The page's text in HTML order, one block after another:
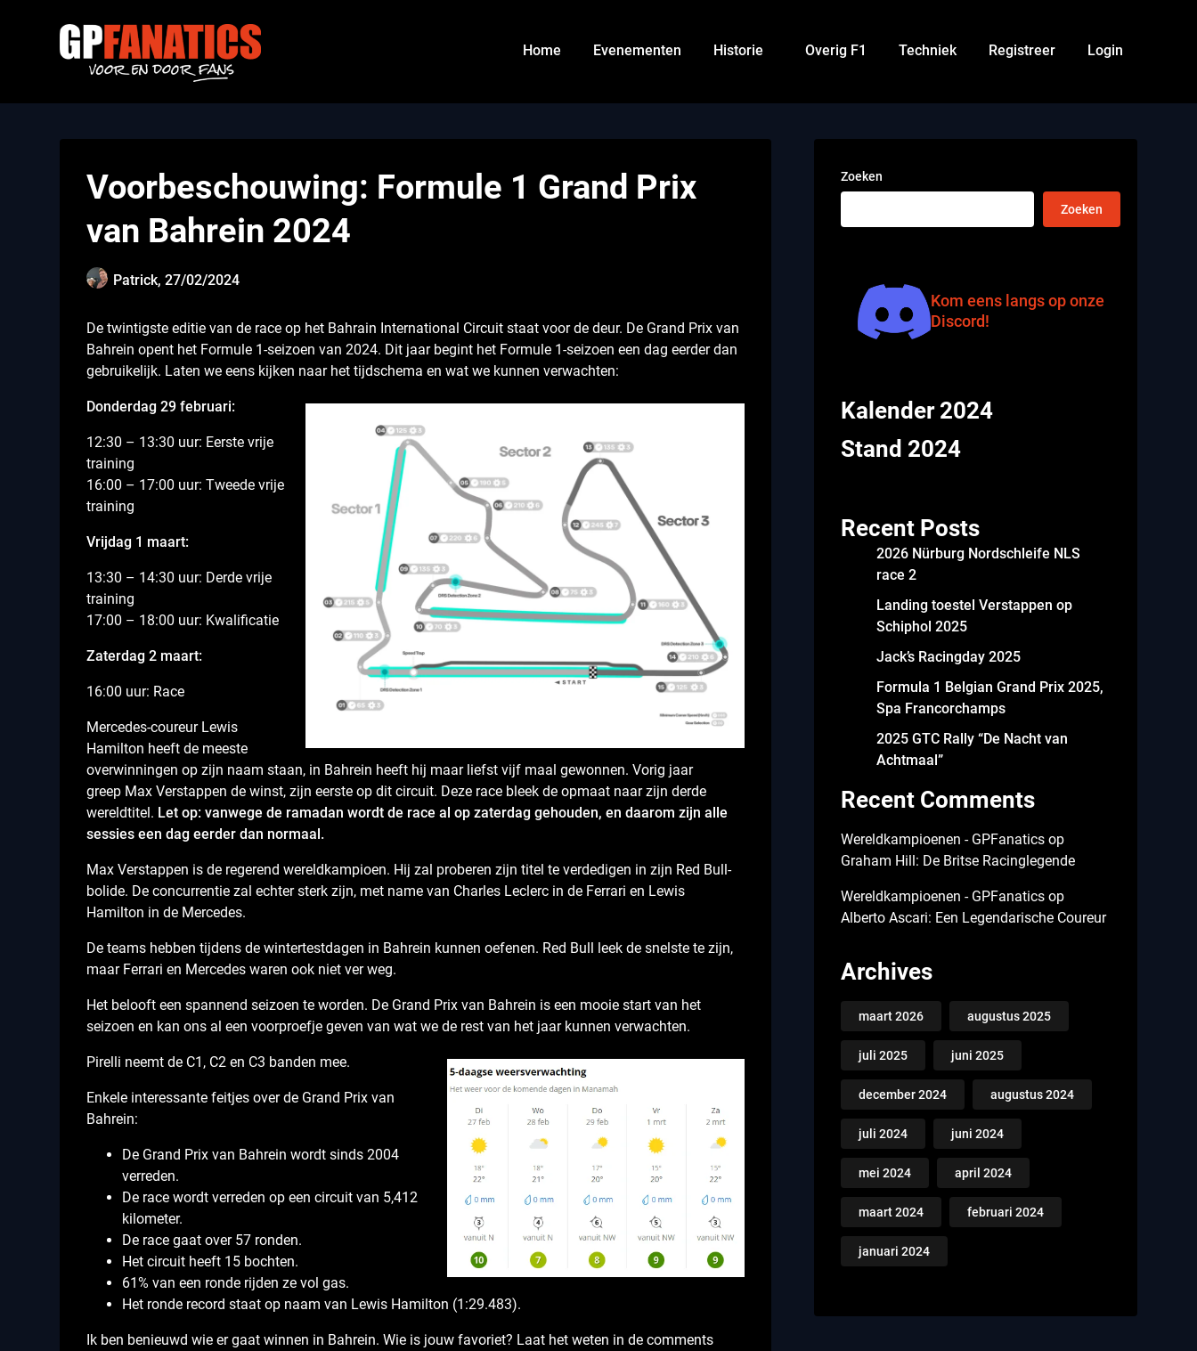
Home Evenementen Historie Overig F1 Techniek Registreer Login
Voorbeschouwing: Formule 1 Grand Prix
van Bahrein 2024
Patrick,27/02/2024
De twintigste editie van de race op het Bahrain International Circuit staat voor de deur. De Grand Prix van
Bahrein opent het Formule 1-seizoen van 2024. Dit jaar begint het Formule 1-seizoen een dag eerder dan
gebruikelijk. Laten we eens kijken naar het tijdschema en wat we kunnen verwachten:
Donderdag 29 februari:
12:30 – 13:30 uur: Eerste vrije
training
16:00 – 17:00 uur: Tweede vrije
training
Vrijdag 1 maart:
13:30 – 14:30 uur: Derde vrije
training
17:00 – 18:00 uur: Kwalificatie
Zaterdag 2 maart:
16:00 uur: Race
Mercedes-coureur Lewis
Hamilton heeft de meeste
overwinningen op zijn naam staan, in Bahrein heeft hij maar liefst vijf maal gewonnen. Vorig jaar
greep Max Verstappen de winst, zijn eerste op dit circuit. Deze race bleek de opmaat naar zijn derde
wereldtitel. Let op: vanwege de ramadan wordt de race al op zaterdag gehouden, en daarom zijn alle
sessies een dag eerder dan normaal.
Max Verstappen is de regerend wereldkampioen. Hij zal proberen zijn titel te verdedigen in zijn Red Bull-
bolide. De concurrentie zal echter sterk zijn, met name van Charles Leclerc in de Ferrari en Lewis
Hamilton in de Mercedes.
De teams hebben tijdens de wintertestdagen in Bahrein kunnen oefenen. Red Bull leek de snelste te zijn,
maar Ferrari en Mercedes waren ook niet ver weg.
Het belooft een spannend seizoen te worden. De Grand Prix van Bahrein is een mooie start van het
seizoen en kan ons al een voorproefje geven van wat we de rest van het jaar kunnen verwachten.
Pirelli neemt de C1, C2 en C3 banden mee.
Enkele interessante feitjes over de Grand Prix van
Bahrein:
De Grand Prix van Bahrein wordt sinds 2004
verreden.
De race wordt verreden op een circuit van 5,412
kilometer.
De race gaat over 57 ronden.
Het circuit heeft 15 bochten.
61% van een ronde rijden ze vol gas.
Het ronde record staat op naam van Lewis Hamilton (1:29.483).
Ik ben benieuwd wie er gaat winnen in Bahrein. Wie is jouw favoriet? Laat het weten in de comments
Zoeken
Zoeken
Kom eens langs op onze
Discord!
Kalender 2024
Stand 2024
Recent Posts
2026 Nürburg Nordschleife NLS
race 2
Landing toestel Verstappen op
Schiphol 2025
Jack’s Racingday 2025
Formula 1 Belgian Grand Prix 2025,
Spa Francorchamps
2025 GTC Rally “De Nacht van
Achtmaal”
Recent Comments
Wereldkampioenen - GPFanaticsop
Graham Hill: De Britse Racinglegende
Wereldkampioenen - GPFanaticsop
Alberto Ascari: Een Legendarische Coureur
Archives
maart 2026 augustus 2025
juli 2025 juni 2025
december 2024 augustus 2024
juli 2024 juni 2024
mei 2024 april 2024
maart 2024 februari 2024
januari 2024